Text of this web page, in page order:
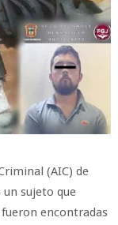
(AIC) de
un sujeto que
encontradas